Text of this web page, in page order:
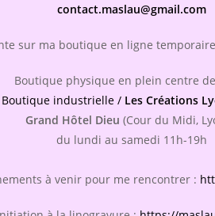
contact.maslau@gmail.com
sur ma boutique en ligne
Boutique physique en plein centre
Boutique industrielle / Les Créations
Grand Hôtel Dieu (Cour du Midi,
du lundi au samedi 11h-19h
à venir pour me rencontrer :